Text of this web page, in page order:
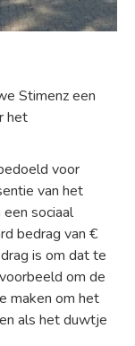
Stimenz een
het
voor
van het
sociaal
bedrag van €
is om dat te
om de
maken om het
als het duwtje